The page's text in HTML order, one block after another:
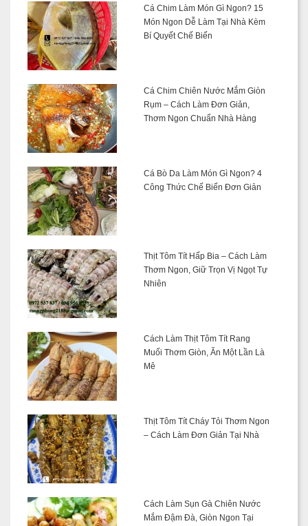
Cá Chim Làm Món Gì Ngon? 15
Món Ngon Dễ Làm Tại Nhà Kèm
Bí Quyết Chế Biến
Cá Chim Chiên Nước Mắm Giòn
Rụm – Cách Làm Đơn Giản,
Thơm Ngon Chuẩn Nhà Hàng
Cá Bò Da Làm Món Gì Ngon? 4
Công Thức Chế Biến Đơn Giản
Thịt Tôm Tít Hấp Bia – Cách Làm
Thơm Ngon, Giữ Trọn Vị Ngọt Tự
Nhiên
Cách Làm Thịt Tôm Tít Rang
Muối Thơm Giòn, Ăn Một Lần Là
Mê
Thịt Tôm Tít Cháy Tỏi Thơm Ngon
– Cách Làm Đơn Giản Tại Nhà
Cách Làm Sụn Gà Chiên Nước
Mắm Đậm Đà, Giòn Ngon Tại